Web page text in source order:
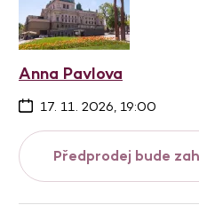
Anna Pavlova
17. 11. 2026, 19:00
Předprodej bude